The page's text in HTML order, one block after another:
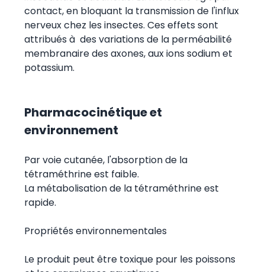
contact, en bloquant la transmission de l'influx
nerveux chez les insectes. Ces effets sont
attribués à des variations de la perméabilité
membranaire des axones, aux ions sodium et
potassium.
Pharmacocinétique et
environnement
Par voie cutanée, l'absorption de la
tétraméthrine est faible.
La métabolisation de la tétraméthrine est
rapide.
Propriétés environnementales
Le produit peut être toxique pour les poissons